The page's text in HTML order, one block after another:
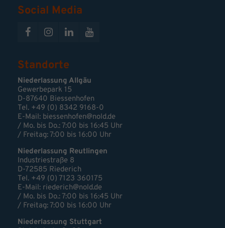
Social Media
Standorte
Niederlassung Allgäu
Gewerbepark 15
D-87640 Biessenhofen
Tel. +49 (0) 8342 9168-0
E-Mail: biessenhofen@nold.de
/ Mo. bis Do.: 7:00 bis 16:45 Uhr
/ Freitag: 7:00 bis 16:00 Uhr
Niederlassung Reutlingen
Industriestraße 8
D-72585 Riederich
Tel. +49 (0) 7123 360175
E-Mail: riederich@nold.de
/ Mo. bis Do.: 7:00 bis 16:45 Uhr
/ Freitag: 7:00 bis 16:00 Uhr
Niederlassung Stuttgart